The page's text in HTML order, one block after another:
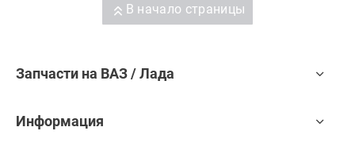
В начало страницы
Запчасти на ВАЗ / Лада
Информация